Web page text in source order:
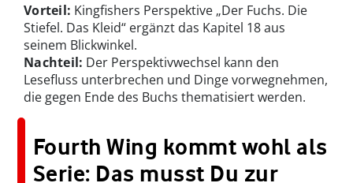
Vorteil: Kingfishers Perspektive „Der Fuchs. Die
Stiefel. Das Kleid“ ergänzt das Kapitel 18 aus
seinem Blickwinkel.
Nachteil: Der Perspektivwechsel kann den
Lesefluss unterbrechen und Dinge vorwegnehmen,
die gegen Ende des Buchs thematisiert werden.
Fourth Wing kommt wohl als
Serie: Das musst Du zur